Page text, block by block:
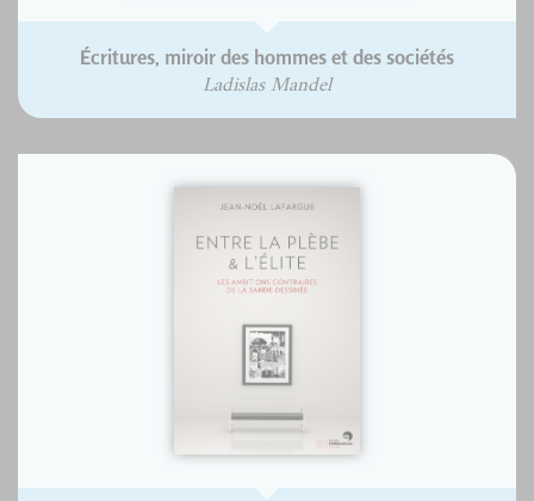
Écritures, miroir des hommes et des sociétés
Ladislas Mandel